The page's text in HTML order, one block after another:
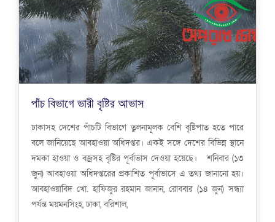
পাঁচ বিভাগে ভারী বৃষ্টির আভাস
ঢাকাসহ দেশের পাঁচটি বিভাগে তুলনামূলক বেশি বৃষ্টিপাত হতে পারে
বলে জানিয়েছে আবহাওয়া অধিদপ্তর। একই সঙ্গে দেশের বিভিন্ন স্থানে
দমকা হাওয়া ও বজ্রসহ বৃষ্টির পূর্বাভাস দেওয়া হয়েছে। শনিবার (১৩
জুন) আবহাওয়া অধিদপ্তরের প্রকাশিত পূর্বাভাসে এ তথ্য জানানো হয়।
আবহাওয়াবিদ খো. হাফিজুর রহমান জানান, রোববার (১৪ জুন) সন্ধ্যা
পর্যন্ত ময়মনসিংহ, ঢাকা, বরিশাল,